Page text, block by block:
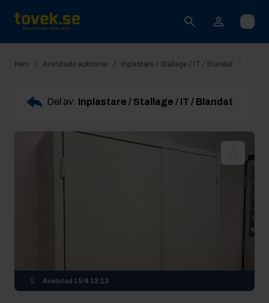
Öppna
Hem / Avslutade auktioner / Inplastare / Stallage / IT / Blandat
Del av: Inplastare / Stallage / IT / Blandat
Avslutad 15/4 12:13